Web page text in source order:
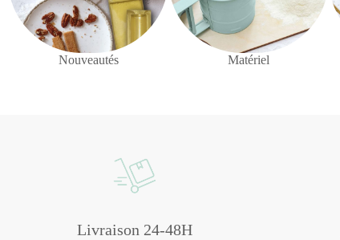
Nouveautés Matériel
Livraison 24-48H